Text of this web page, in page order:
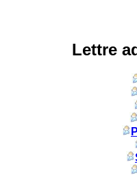
Lettre